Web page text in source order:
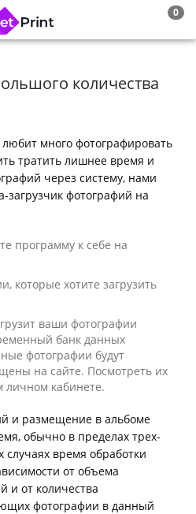
0
количества
много фотографировать
тратить лишнее время и
через систему, нами
загрузчик фотографий на
программу к себе на
которые хотите загрузить
ваши фотографии
банк данных
фотографии будут
на сайте. Посмотреть их
личном кабинете.
и размещение в альбоме
обычно в пределах трех-
время обработки
от объема
и от количества
фотографии в данный